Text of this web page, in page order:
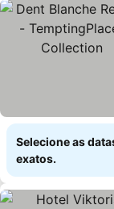
Selecione as
exatos.